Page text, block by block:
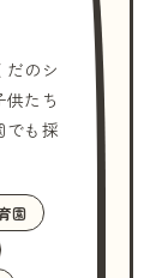
のシ
たち
でも採
園